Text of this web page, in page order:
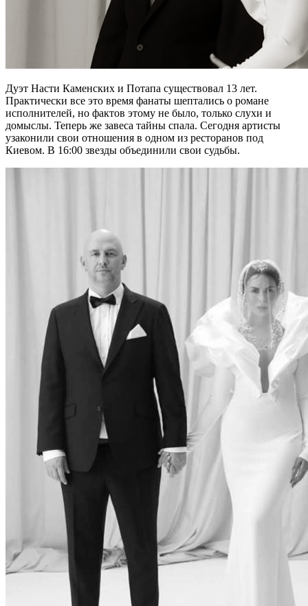
Дуэт Насти Каменских и Потапа существовал 13 лет.
Практически все это время фанаты шептались о романе
исполнителей, но фактов этому не было, только слухи и
домыслы. Теперь же завеса тайны спала. Сегодня артисты
узаконили свои отношения в одном из ресторанов под
Киевом. В 16:00 звезды объединили свои судьбы.